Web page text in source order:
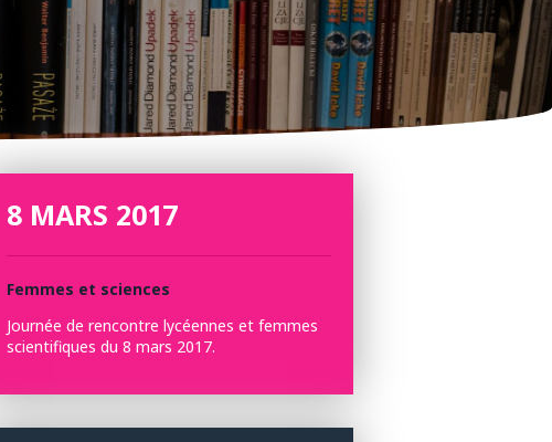
8 MARS 2017
Femmes et sciences
Journée de rencontre lycéennes et femmes
scientifiques du 8 mars 2017.